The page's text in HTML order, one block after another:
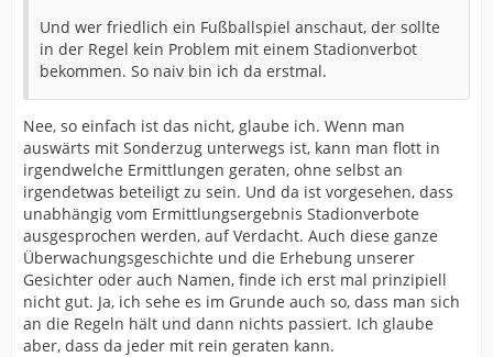
Und wer friedlich ein Fußballspiel anschaut, der sollte
in der Regel kein Problem mit einem Stadionverbot
bekommen. So naiv bin ich da erstmal.
Nee, so einfach ist das nicht, glaube ich. Wenn man
auswärts mit Sonderzug unterwegs ist, kann man flott in
irgendwelche Ermittlungen geraten, ohne selbst an
irgendetwas beteiligt zu sein. Und da ist vorgesehen, dass
unabhängig vom Ermittlungsergebnis Stadionverbote
ausgesprochen werden, auf Verdacht. Auch diese ganze
Überwachungsgeschichte und die Erhebung unserer
Gesichter oder auch Namen, finde ich erst mal prinzipiell
nicht gut. Ja, ich sehe es im Grunde auch so, dass man sich
an die Regeln hält und dann nichts passiert. Ich glaube
aber, dass da jeder mit rein geraten kann.